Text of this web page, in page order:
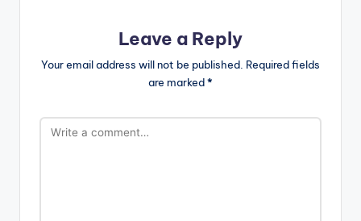
Leave a Reply
Your email address will not be published. Required fields
are marked*